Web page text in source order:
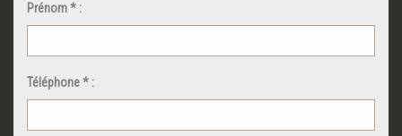
Prénom * :
Téléphone * :